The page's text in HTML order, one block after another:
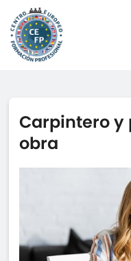
Carpintero y
obra